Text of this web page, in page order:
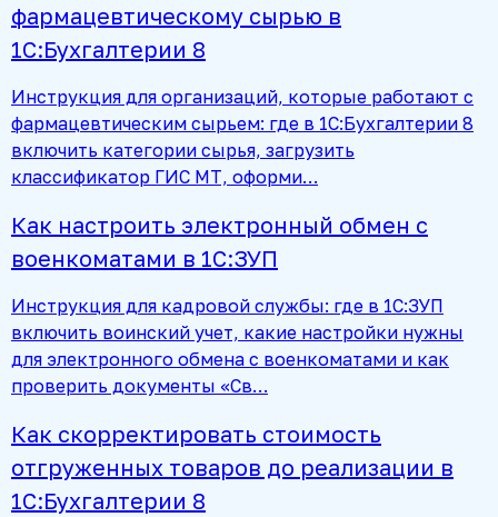
фармацевтическому сырью в
1С:Бухгалтерии 8
Инструкция для организаций, которые работают с
фармацевтическим сырьем: где в 1С:Бухгалтерии 8
включить категории сырья, загрузить
классификатор ГИС МТ, оформи…
Как настроить электронный обмен с
военкоматами в 1С:ЗУП
Инструкция для кадровой службы: где в 1С:ЗУП
включить воинский учет, какие настройки нужны
для электронного обмена с военкоматами и как
проверить документы «Св…
Как скорректировать стоимость
отгруженных товаров до реализации в
1С:Бухгалтерии 8